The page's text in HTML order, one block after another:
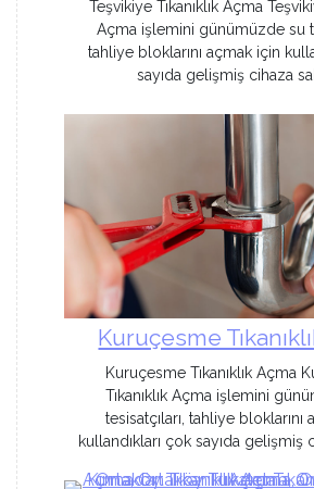
Teşvikiye Tıkanıklık Açma
Açma işlemini günümüzde su
tahliye bloklarını açmak için
sayıda gelişmiş cihaza
Kuruçesme
Kuruçesme Tıkanıklık Açma
Tıkanıklık Açma işlemini
tesisatçıları, tahliye bloklarını
kullandıkları çok sayıda gelişmiş